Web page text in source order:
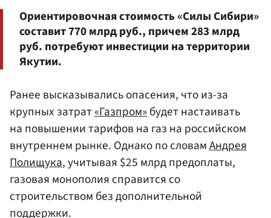
Ориентировочная стоимость «Силы Сибири»
составит 770 млрд руб., причем 283 млрд
руб. потребуют инвестиции на территории
Якутии.
Ранее высказывались опасения, что из-за
крупных затрат«Газпром»будет настаивать
на повышении тарифов на газ на российском
внутреннем рынке. Однако по словамАндрея
Полищука, учитывая $25 млрд предоплаты,
газовая монополия справится со
строительством без дополнительной
поддержки.